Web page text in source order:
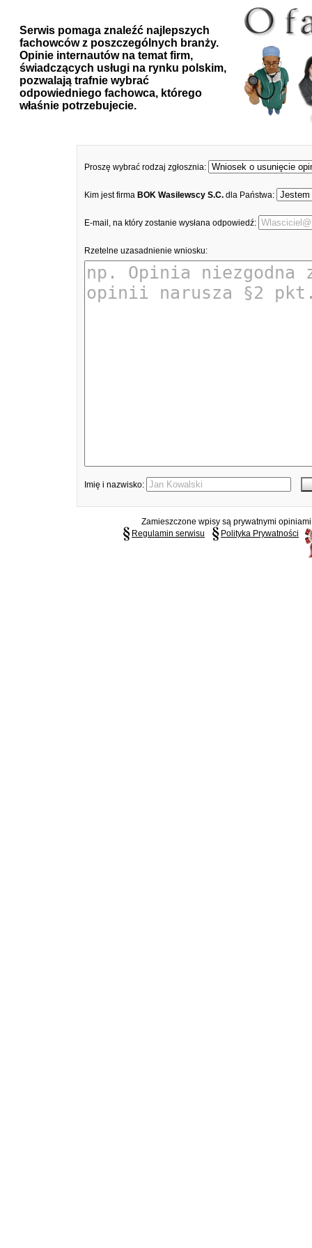
Serwis pomaga znaleźć najlepszych
fachowców z poszczególnych branży.
Opinie internautów na temat firm,
świadczących usługi na rynku polskim,
pozwalają trafnie wybrać
odpowiedniego fachowca, którego
właśnie potrzebujecie.
Proszę wybrać rodzaj zgłosznia:
Kim jest firma BOK Wasilewscy S.C. dla Państwa:
E-mail, na który zostanie wysłana odpowiedź:
Rzetelne uzasadnienie wniosku:
Imię i nazwisko:
Zamieszczone wpisy są prywatnymi
Regulamin serwisu
Polityka Prywatności